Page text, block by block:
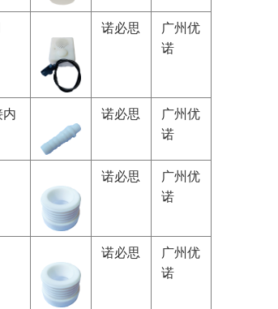
诺必思
广州优
诺
诺必思
广州优
诺
诺必思
广州优
诺
诺必思
广州优
诺